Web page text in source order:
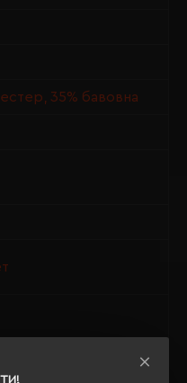
35% бавовна